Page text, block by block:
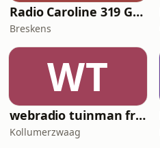
Radio Caroline 319 Gold
Breskens
WT
webradio tuinman friesland
Kollumerzwaag